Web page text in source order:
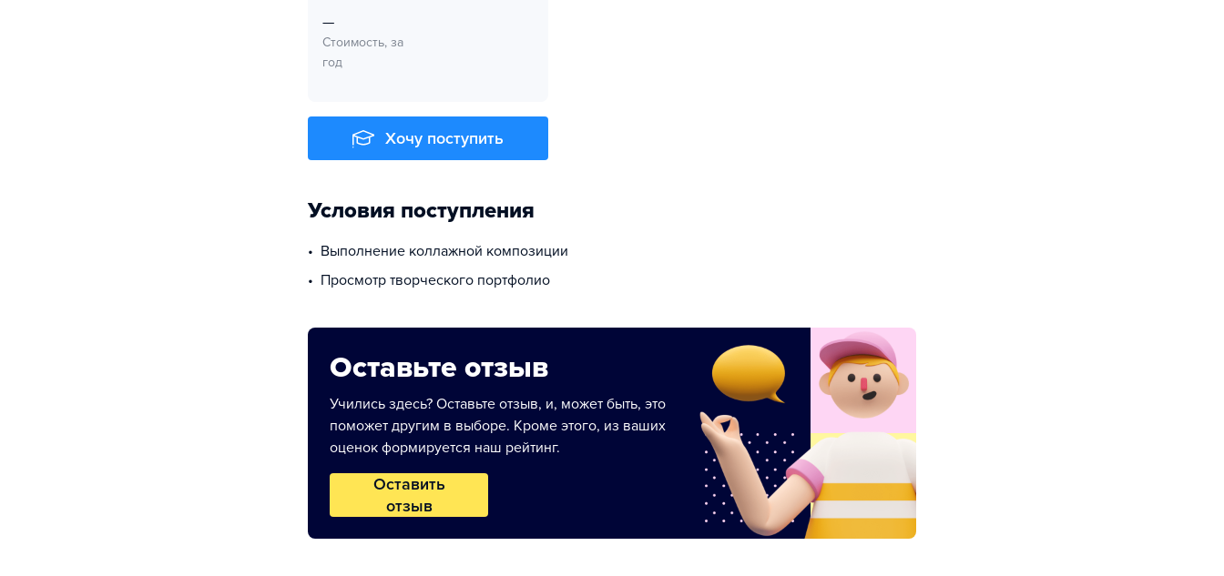
—
Стоимость, за
год
Хочу поступить
Условия поступления
Выполнение коллажной композиции
Просмотр творческого портфолио
Оставьте отзыв
Учились здесь? Оставьте отзыв, и, может быть, это
поможет другим в выборе. Кроме этого, из ваших
оценок формируется наш рейтинг.
Оставить
отзыв